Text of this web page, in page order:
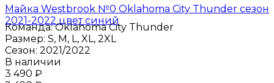
Майка Westbrook №0 Oklahoma City Thunder сезон
2021-2022 цвет синий
Команда:Oklahoma City Thunder
Размер: S, M, L, XL, 2XL
Сезон: 2021/2022
В наличии
3 490 ₽